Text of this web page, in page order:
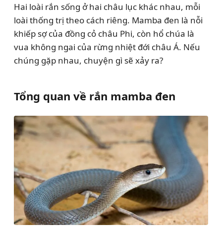
Hai loài rắn sống ở hai châu lục khác nhau, mỗi
loài thống trị theo cách riêng. Mamba đen là nỗi
khiếp sợ của đồng cỏ châu Phi, còn hổ chúa là
vua không ngai của rừng nhiệt đới châu Á. Nếu
chúng gặp nhau, chuyện gì sẽ xảy ra?
Tổng quan về rắn mamba đen